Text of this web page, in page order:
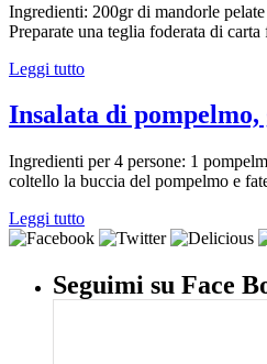
Ingredienti: 200gr di mandorle
Preparate una teglia foderata di
Leggi tutto
Insalata di
Ingredienti per 4 persone: 1
coltello la buccia del pompelmo e
Leggi tutto
Seguimi su Face